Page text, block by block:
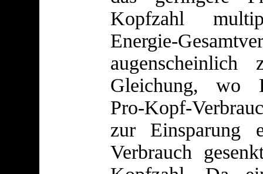
Kopfzahl
Energie-
Gleichung, wo
Pro-Kopf-
zur Einsparung
Verbrauch